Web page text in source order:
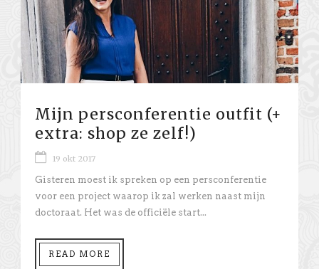
Mijn persconferentie outfit (+
extra: shop ze zelf!)
19 okt 2017
Gisteren moest ik spreken op een persconferentie
voor een project waarop ik zal werken naast mijn
doctoraat. Het was de officiële start...
READ MORE